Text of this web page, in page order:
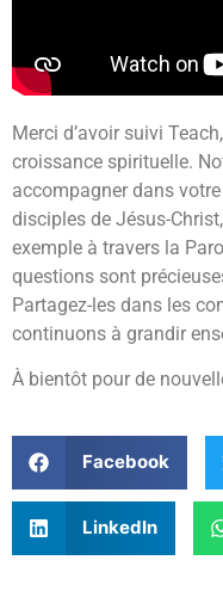
Merci d’avoir suivi
croissance spirituelle.
accompagner dans
disciples de Jésus-
exemple à travers la
questions sont
Partagez-les dans les
continuons à grandir
À bientôt pour de
Facebook
LinkedIn